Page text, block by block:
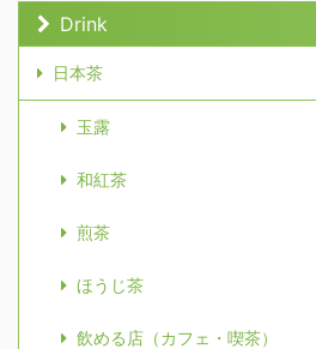
Drink
日本茶
玉露
和紅茶
煎茶
ほうじ茶
飲める店（カフェ・喫茶）